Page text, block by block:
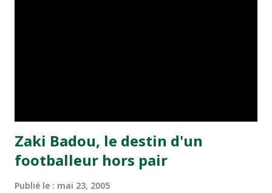
Zaki Badou, le destin d'un
footballeur hors pair
Publié le : mai 23, 2005